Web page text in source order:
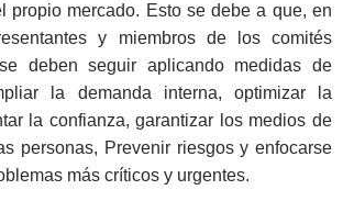
propio mercado. Esto se debe a que, en
y miembros de los comités
deben seguir aplicando medidas de
la demanda interna, optimizar la
la confianza, garantizar los medios de
personas, Prevenir riesgos y enfocarse
más críticos y urgentes.